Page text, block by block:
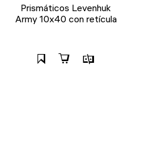
Prismáticos Levenhuk
Army 10x40 con retícula